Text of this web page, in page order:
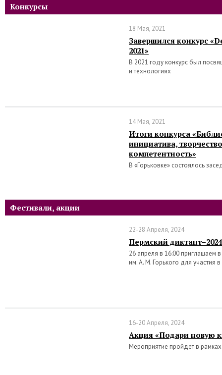
Конкурсы
18 Мая, 2021
Завершился конкурс
2021»
В 2021 году конкурс был
и технологиях
14 Мая, 2021
Итоги конкурса
инициатива,
компетентность»
В «Горьковке» состоялось
Фестивали, акции
22-28 Апреля, 2024
Пермский диктант–2024
26 апреля в 16:00 приглашаем
им. А. М. Горького для участия
16-20 Апреля, 2024
Акция «Подари новую
Мероприятие пройдет в